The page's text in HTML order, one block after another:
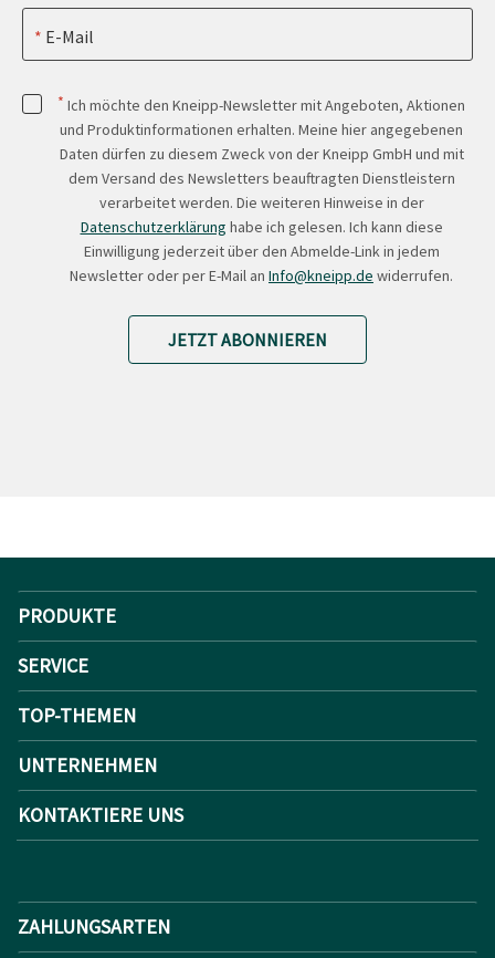
E-Mail
* Ich möchte den Kneipp-Newsletter mit Angeboten, Aktionen
und Produktinformationen erhalten. Meine hier angegebenen
Daten dürfen zu diesem Zweck von der Kneipp GmbH und mit
dem Versand des Newsletters beauftragten Dienstleistern
verarbeitet werden. Die weiteren Hinweise in der
Datenschutzerklärung habe ich gelesen. Ich kann diese
Einwilligung jederzeit über den Abmelde-Link in jedem
Newsletter oder per E-Mail an Info@kneipp.de widerrufen.
JETZT ABONNIEREN
PRODUKTE
SERVICE
TOP-THEMEN
UNTERNEHMEN
KONTAKTIERE UNS
ZAHLUNGSARTEN